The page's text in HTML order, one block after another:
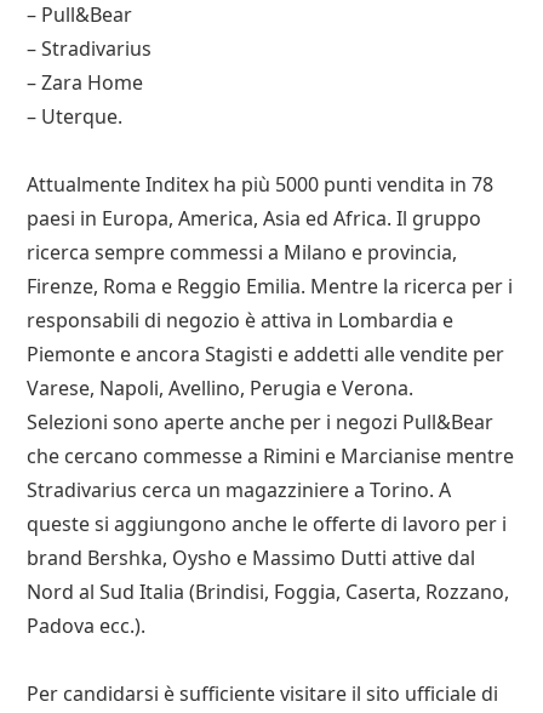
– Pull&Bear
– Stradivarius
– Zara Home
– Uterque.
Attualmente Inditex ha più 5000 punti vendita in 78
paesi in Europa, America, Asia ed Africa. Il gruppo
ricerca sempre commessi a Milano e provincia,
Firenze, Roma e Reggio Emilia. Mentre la ricerca per i
responsabili di negozio è attiva in Lombardia e
Piemonte e ancora Stagisti e addetti alle vendite per
Varese, Napoli, Avellino, Perugia e Verona.
Selezioni sono aperte anche per i negozi Pull&Bear
che cercano commesse a Rimini e Marcianise mentre
Stradivarius cerca un magazziniere a Torino. A
queste si aggiungono anche le offerte di lavoro per i
brand Bershka, Oysho e Massimo Dutti attive dal
Nord al Sud Italia (Brindisi, Foggia, Caserta, Rozzano,
Padova ecc.).
Per candidarsi è sufficiente visitare il sito ufficiale di